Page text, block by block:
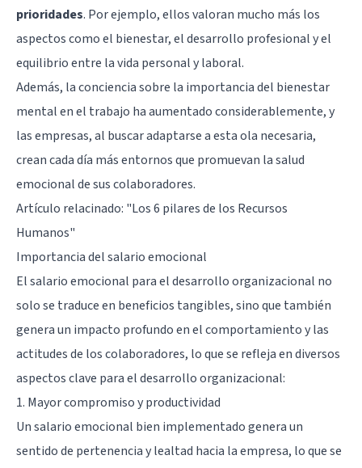
prioridades. Por ejemplo, ellos valoran mucho más los
aspectos como el bienestar, el desarrollo profesional y el
equilibrio entre la vida personal y laboral.
Además, la conciencia sobre la importancia del bienestar
mental en el trabajo ha aumentado considerablemente, y
las empresas, al buscar adaptarse a esta ola necesaria,
crean cada día más entornos que promuevan la salud
emocional de sus colaboradores.
Artículo relacinado: "Los 6 pilares de los Recursos
Humanos"
Importancia del salario emocional
El salario emocional para el desarrollo organizacional no
solo se traduce en beneficios tangibles, sino que también
genera un impacto profundo en el comportamiento y las
actitudes de los colaboradores, lo que se refleja en diversos
aspectos clave para el desarrollo organizacional:
1. Mayor compromiso y productividad
Un salario emocional bien implementado genera un
sentido de pertenencia y lealtad hacia la empresa, lo que se